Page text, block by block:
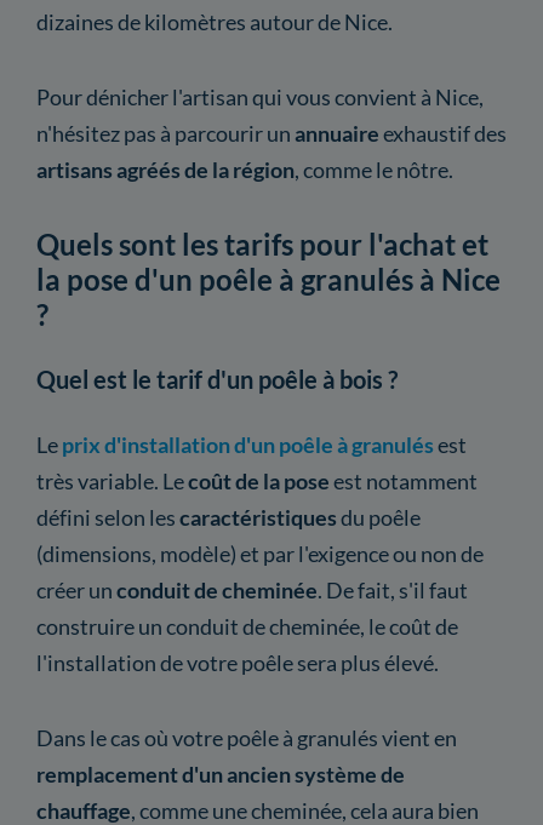
dizaines de kilomètres autour de Nice.
Pour dénicher l'artisan qui vous convient à Nice,
n'hésitez pas à parcourir unannuaireexhaustif des
artisans agréés de la région, comme le nôtre.
Quels sont les tarifs pour l'achat et
la pose d'un poêle à granulés à Nice
?
Quel est le tarif d'un poêle à bois ?
Leprix d'installation d'un poêle à granulésest
très variable. Lecoût de la poseest notamment
défini selon lescaractéristiquesdu poêle
(dimensions, modèle) et par l'exigence ou non de
créer unconduit de cheminée. De fait, s'il faut
construire un conduit de cheminée, le coût de
l'installation de votre poêle sera plus élevé.
Dans le cas où votre poêle à granulés vient en
remplacement d'un ancien système de
chauffage, comme une cheminée, cela aura bien